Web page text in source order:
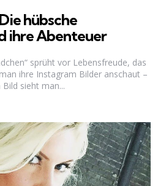
hübsche
ihre Abenteuer
sprüht vor Lebensfreude, das
ihre Instagram Bilder anschaut –
sieht man...